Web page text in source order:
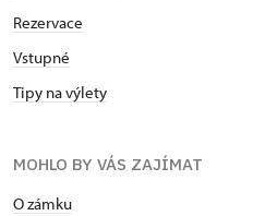
Rezervace
Vstupné
Tipy na výlety
MOHLO BY VÁS ZAJÍMAT
O zámku